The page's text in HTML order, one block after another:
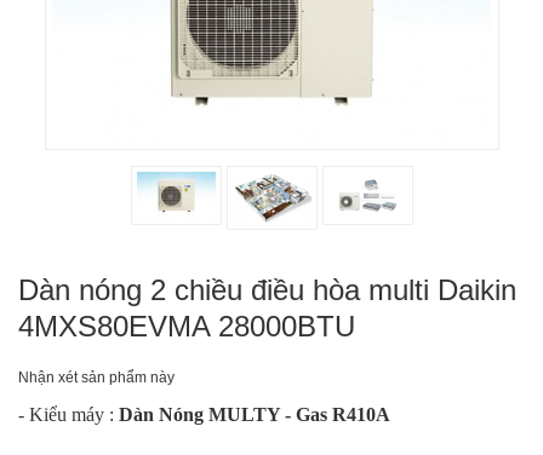
Dàn nóng 2 chiều điều hòa multi Daikin
4MXS80EVMA 28000BTU
Nhận xét sản phẩm này
- Kiểu máy : Dàn Nóng MULTY - Gas R410A